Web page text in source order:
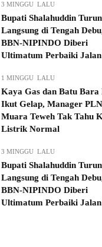
3 MINGGU LALU
Bupati Shalahuddin Turun
Langsung di Tengah
BBN-NIPINDO Diberi
Ultimatum Perbaiki
1 MINGGU LALU
Kaya Gas dan Batu Bara
Ikut Gelap, Manager
Muara Teweh Tak Tahu
Listrik Normal
3 MINGGU LALU
Bupati Shalahuddin Turun
Langsung di Tengah
BBN-NIPINDO Diberi
Ultimatum Perbaiki